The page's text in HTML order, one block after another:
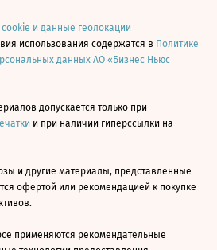
cookie и данные геолокации
использования содержатся в Политике
данных АО «Бизнес Ньюс
допускается только при
и при наличии гиперссылки на
и другие материалы, представленные
офертой или рекомендацией к покупке
применяются рекомендательные